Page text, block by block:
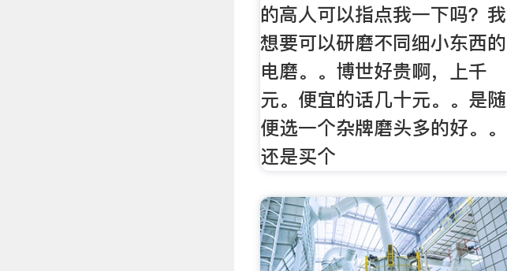
的高人可以指点我一下吗？我
想要可以研磨不同细小东西的
电磨。。博世好贵啊，上千
元。便宜的话几十元。。是随
便选一个杂牌磨头多的好。。
还是买个